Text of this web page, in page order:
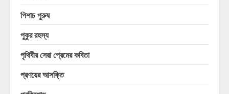
পিশাচ পুরুষ
পুকুর রহস্য
পৃথিবীর সেরা প্রেমের কবিতা
প্রণয়ের আসক্তি